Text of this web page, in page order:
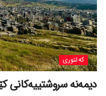
کەلتوری